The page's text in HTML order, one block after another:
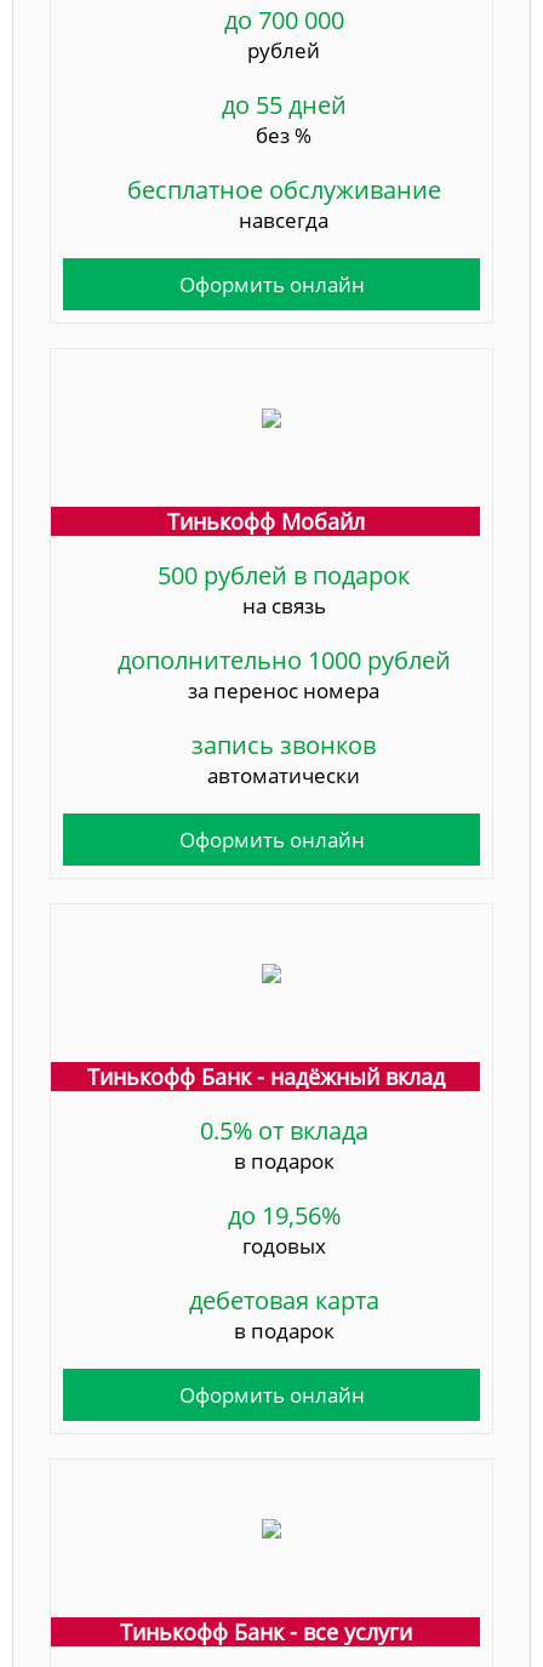
до 700 000
рублей
до 55 дней
без %
бесплатное обслуживание
навсегда
Оформить онлайн
Тинькофф Мобайл
500 рублей в подарок
на связь
дополнительно 1000 рублей
за перенос номера
запись звонков
автоматически
Оформить онлайн
Тинькофф Банк - надёжный вклад
0.5% от вклада
в подарок
до 19,56%
годовых
дебетовая карта
в подарок
Оформить онлайн
Тинькофф Банк - все услуги